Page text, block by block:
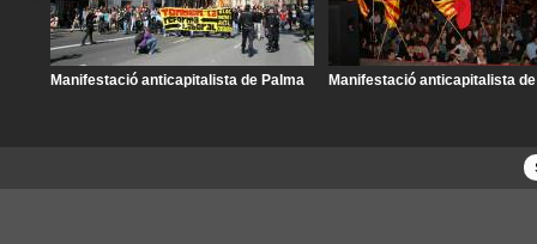
Manifestació anticapitalista de Palma Manifestació anticapitalista